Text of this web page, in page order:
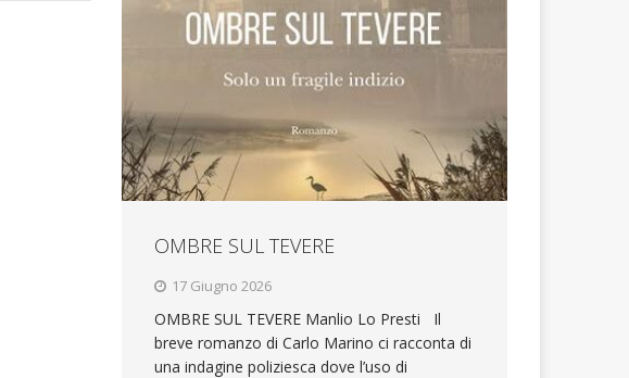
OMBRE SUL TEVERE
17 Giugno 2026
OMBRE SUL TEVERE Manlio Lo Presti Il
breve romanzo di Carlo Marino ci racconta di
una indagine poliziesca dove l’uso di